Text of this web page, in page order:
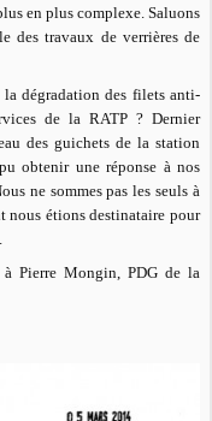
en plus complexe. Saluons
des travaux de verrières de
dégradation des filets anti-
de la RATP ? Dernier
des guichets de la station
obtenir une réponse à nos
ne sommes pas les seuls à
nous étions destinataire pour
Pierre Mongin, PDG de la